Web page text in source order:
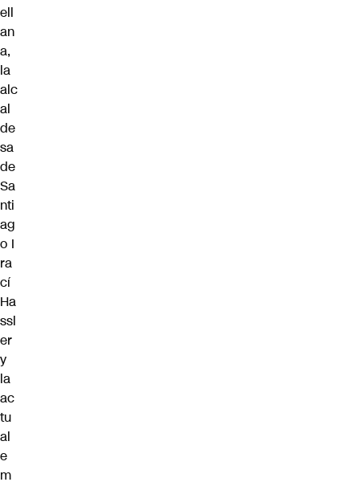
ell
an
a,
la
alc
al
de
sa
de
Sa
nti
ag
o I
ra
cí
Ha
ssl
er
y
la
ac
tu
al
e
m